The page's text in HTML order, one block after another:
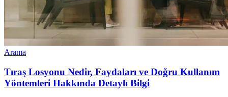
Arama
Tıraş Losyonu Nedir, Faydaları ve Doğru Kullanım
Yöntemleri Hakkında Detaylı Bilgi